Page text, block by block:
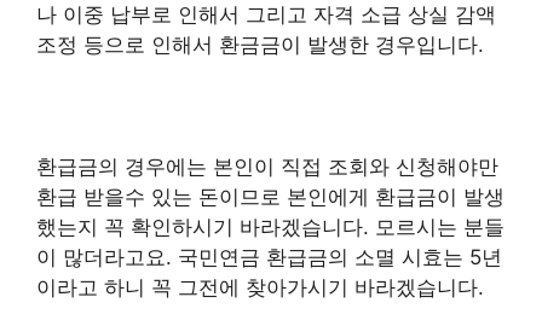
나 이중 납부로 인해서 그리고 자격 소급 상실 감액
조정 등으로 인해서 환금금이 발생한 경우입니다.
환급금의 경우에는 본인이 직접 조회와 신청해야만
환급 받을수 있는 돈이므로 본인에게 환급금이 발생
했는지 꼭 확인하시기 바라겠습니다. 모르시는 분들
이 많더라고요. 국민연금 환급금의 소멸 시효는 5년
이라고 하니 꼭 그전에 찾아가시기 바라겠습니다.